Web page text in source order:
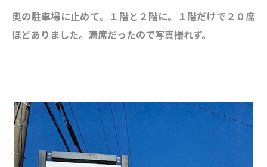
奥の駐車場に止めて。１階と２階に。１階だけで２０席
ほどありました。満席だったので写真撮れず。